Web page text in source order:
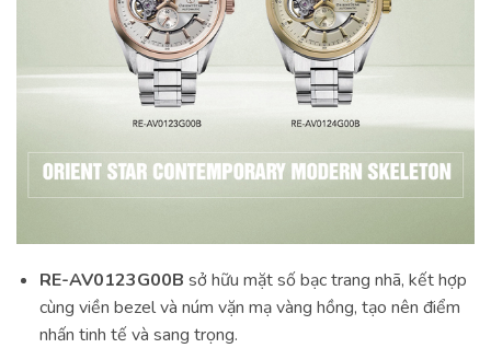
RE-AV0123G00B sở hữu mặt số bạc trang nhã, kết hợp
cùng viền bezel và núm vặn mạ vàng hồng, tạo nên điểm
nhấn tinh tế và sang trọng.